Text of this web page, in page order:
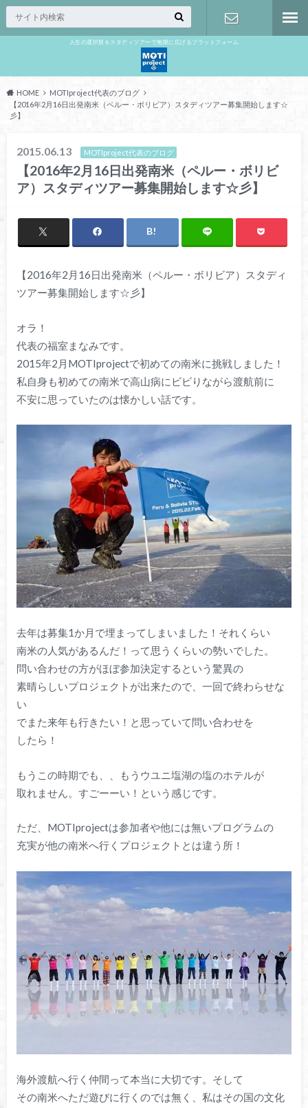
人生の選択肢をスタディツアーで無限に広げるプラットフォーム
HOME
MOTIproject代表のブログ
【2016年2月16日出発南米（ペルー・ボリビア）スタディツアー募集開始します☆
彡】
2015.06.13 MOTIproject代表のブログ
【2016年2月16日出発南米（ペルー・ボリビ
ア）スタディツアー募集開始します☆彡】
【2016年2月16日出発南米（ペルー・ボリビア）スタディ
ツアー募集開始します☆彡】
オラ！
代表の福室まなみです。
2015年2月MOTIprojectで初めての南米に挑戦しました！
私自身も初めての南米で高山病にビビりながら渡航前に
不安に思っていたのは懐かしい話です。
去年は募集1か月で埋まってしまいました！それくらい
南米の人気があるんだ！って思うくらいの勢いでした。
問い合わせの方がほぼ参加決定するという驚異の
素晴らしいプロジェクトが出来たので、一回で終わらせな
い
でまた来年も行きたい！と思っていて問い合わせを
したら！
もうこの時期でも、、もうウユニ塩湖の塩のホテルが
取れません。すごーーい！という感じです。
ただ、MOTIprojectは参加者や他には無いプログラムの
充実が他の南米へ行くプロジェクトとは違う所！
海外渡航へ行く仲間って本当に大切です。そして
その南米へただ遊びに行くのでは無く、私はその国の文化